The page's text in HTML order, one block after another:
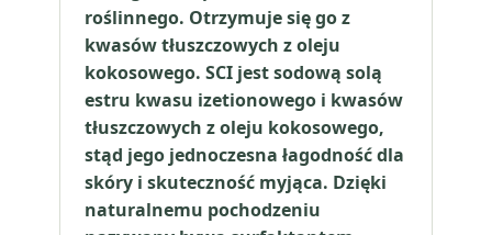
roślinnego. Otrzymuje się go z
kwasów tłuszczowych z oleju
kokosowego. SCI jest sodową solą
estru kwasu izetionowego i kwasów
tłuszczowych z oleju kokosowego,
stąd jego jednoczesna łagodność dla
skóry i skuteczność myjąca. Dzięki
naturalnemu pochodzeniu